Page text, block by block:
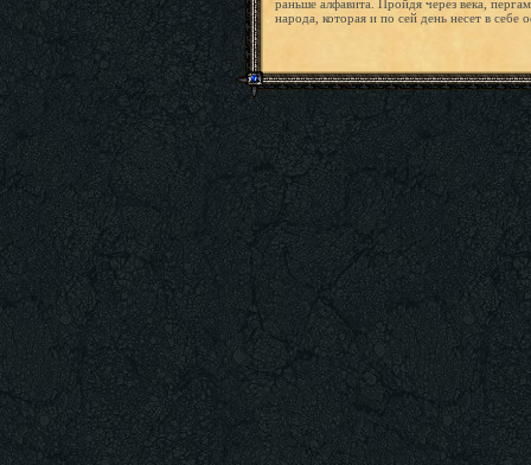
раньше алфавита. Пройдя через века,
народа, которая и по сей день несет в себе